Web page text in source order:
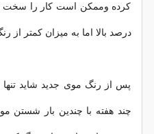
کرده وممکن است کار را سخت تر
درصد بالا اما به میزان کمتر از
پس از رنگ موی جدید شاید
چند هفته با چندین بار شستن